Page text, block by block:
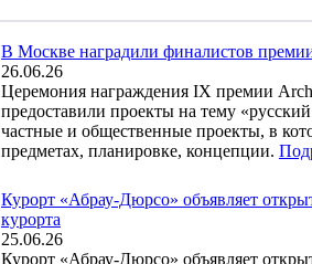
В Москве наградили финалистов
26.06.26
Церемония награждения IX премии
предоставили проекты на тему
частные и общественные проекты, в
предметах, планировке, концепции.
Курорт «Абрау-Дюрсо» объявляет
курорта
25.06.26
Курорт «Абрау-Дюрсо» объявляет